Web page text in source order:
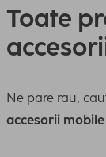
Toate
Ne pare rau,
accesorii mobile